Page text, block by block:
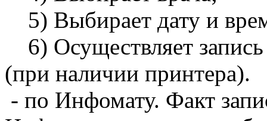
5) Выбирает дату и
6) Осуществляет
(при наличии принтера).
- по Инфомату. Факт